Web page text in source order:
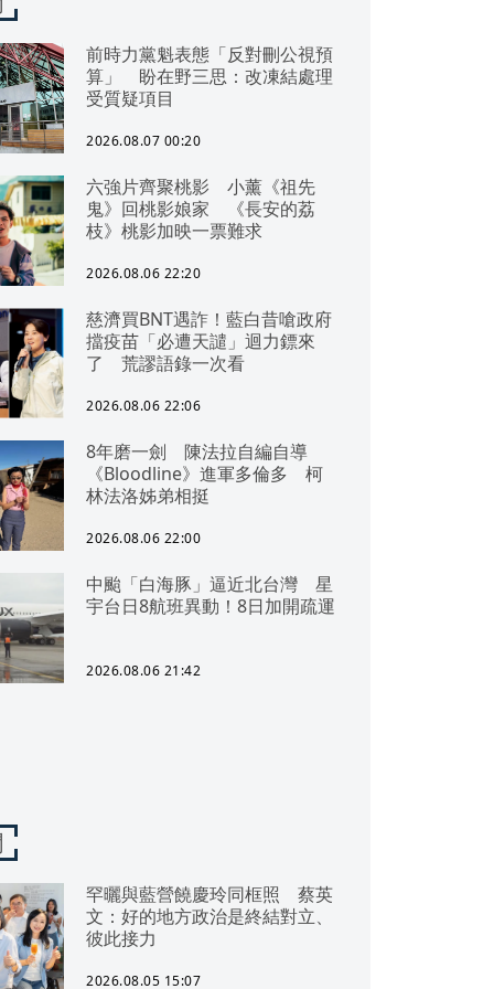
前時力黨魁表態「反對刪公視預
算」 盼在野三思：改凍結處理
受質疑項目
2026.08.07 00:20
六強片齊聚桃影 小薰《祖先
鬼》回桃影娘家 《長安的荔
枝》桃影加映一票難求
2026.08.06 22:20
慈濟買BNT遇詐！藍白昔嗆政府
擋疫苗「必遭天譴」迴力鏢來
了 荒謬語錄一次看
2026.08.06 22:06
8年磨一劍 陳法拉自編自導
《Bloodline》進軍多倫多 柯
林法洛姊弟相挺
2026.08.06 22:00
中颱「白海豚」逼近北台灣 星
宇台日8航班異動！8日加開疏運
2026.08.06 21:42
罕曬與藍營饒慶玲同框照 蔡英
文：好的地方政治是終結對立、
彼此接力
2026.08.05 15:07